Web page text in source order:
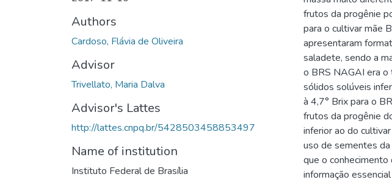
Authors
Cardoso, Flávia de Oliveira
Advisor
Trivellato, Maria Dalva
Advisor's Lattes
http://lattes.cnpq.br/5428503458853497
Name of institution
Instituto Federal de Brasília
frutos da progênie
para o cultivar mãe
apresentaram
saladete, sendo a
o BRS NAGAI era
sólidos solúveis
à 4,7° Brix para o
frutos da progênie
inferior ao do
uso de sementes da
que o
informação